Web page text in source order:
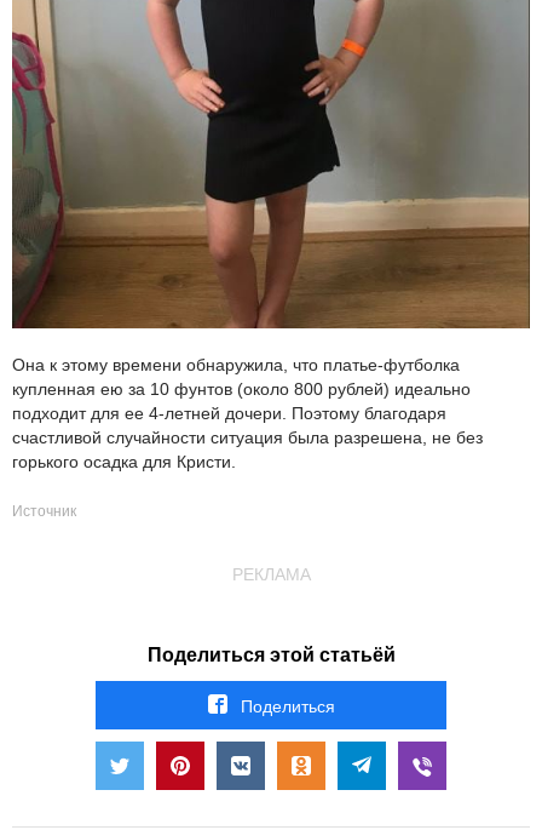
Она к этому времени обнаружила, что платье-футболка
купленная ею за 10 фунтов (около 800 рублей) идеально
подходит для ее 4-летней дочери. Поэтому благодаря
счастливой случайности ситуация была разрешена, не без
горького осадка для Кристи.
Источник
РЕКЛАМА
Поделиться этой статьёй
Поделиться